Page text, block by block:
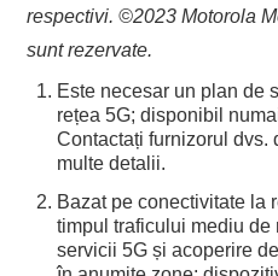
respectivi. ©2023 Motorola
sunt rezervate.
Este necesar un plan de
rețea 5G; disponibil
Contactați furnizorul dvs.
multe detalii.
Bazat pe conectivitate la
timpul traficului mediu
servicii 5G și acoperire